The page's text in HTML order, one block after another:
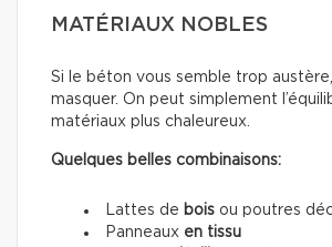
MATÉRIAUX NOBLES
Si le béton vous semble trop
masquer. On peut simplement
matériaux plus chaleureux.
Quelques belles combinaisons:
Lattes de bois ou poutres
Panneaux en tissu